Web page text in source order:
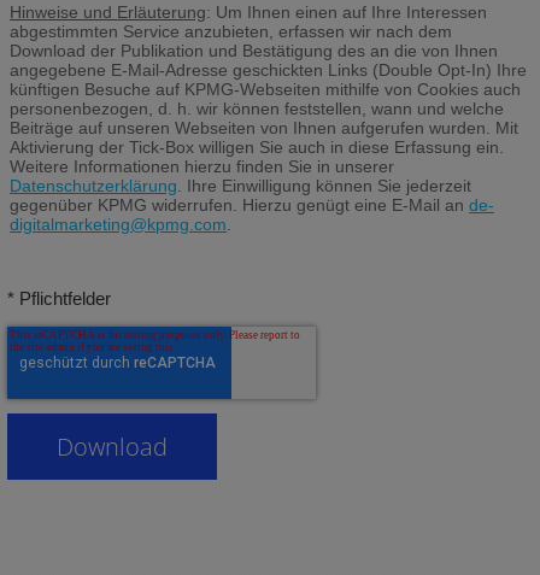
Hinweise und Erläuterung: Um Ihnen einen auf Ihre Interessen
abgestimmten Service anzubieten, erfassen wir nach dem
Download der Publikation und Bestätigung des an die von Ihnen
angegebene E-Mail-Adresse geschickten Links (Double Opt-In) Ihre
künftigen Besuche auf KPMG-Webseiten mithilfe von Cookies auch
personenbezogen, d. h. wir können feststellen, wann und welche
Beiträge auf unseren Webseiten von Ihnen aufgerufen wurden. Mit
Aktivierung der Tick-Box willigen Sie auch in diese Erfassung ein.
Weitere Informationen hierzu finden Sie in unserer
Datenschutzerklärung . Ihre Einwilligung können Sie jederzeit
gegenüber KPMG widerrufen. Hierzu genügt eine E-Mail an de-
digitalmarketing@kpmg.com
* Pflichtfelder